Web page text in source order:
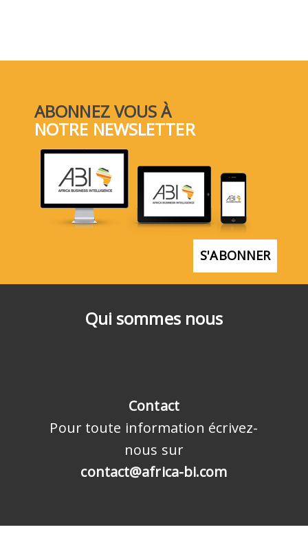
Qui sommes nous
Contact
Pour toute information écrivez-
nous sur
contact@africa-bi.com
ABONNEZ VOUS À
NOTRE NEWSLETTER
S'ABONNER